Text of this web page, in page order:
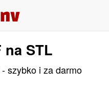
na STL
szybko i za darmo